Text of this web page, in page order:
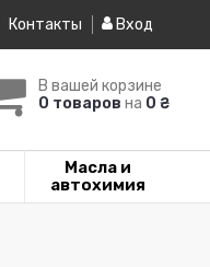
Контакты Вход
В вашей корзине
0 товаров на 0 ₴
Масла и
автохимия